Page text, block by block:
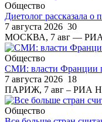
Общество
Диетолог рассказала о
7 августа 2026 30
МОСКВА, 7 авг — РИА
Общество
СМИ: власти Франции
7 августа 2026 18
ПАРИЖ, 7 авг – РИА
Общество